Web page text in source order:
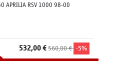
APRILIA RSV 1000 98-00
532,00 €560,00 € -5%